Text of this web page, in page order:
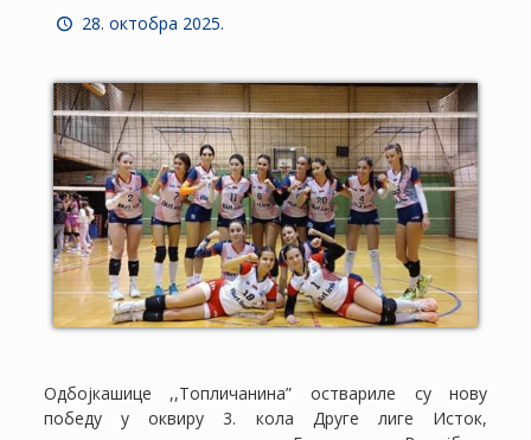
28. октобра 2025.
Одбојкашице ,,Топличанина” оствариле су нову
победу у оквиру 3. кола Друге лиге Исток,